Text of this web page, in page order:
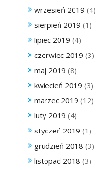
wrzesień 2019 (4)
sierpień 2019 (1)
lipiec 2019 (4)
czerwiec 2019 (3)
maj 2019 (8)
kwiecień 2019 (3)
marzec 2019 (12)
luty 2019 (4)
styczeń 2019 (1)
grudzień 2018 (3)
listopad 2018 (3)